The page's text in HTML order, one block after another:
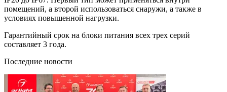
помещений, а второй использоваться снаружи, а также в
условиях повышенной нагрузки.
Гарантийный срок на блоки питания всех трех серий
составляет 3 года.
Последние новости